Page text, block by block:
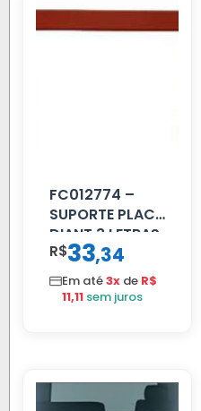
FC012774 –
SUPORTE PLACA
DIANT 3 LETRAS
REFORCADO
R$33,34
Em até3x de R$
11,11 sem juros